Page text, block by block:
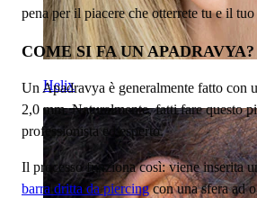
Helix
pena per il piacere che otterrete tu e il tuo
COME SI FA UN APADRAVYA?
Un Apadravya è generalmente fatto con
2,0 mm. Naturalmente, fatti fare questo
professionista ed esperto.
Il processo funziona così: viene inserita
barra dritta da piercingcon una sfera ad